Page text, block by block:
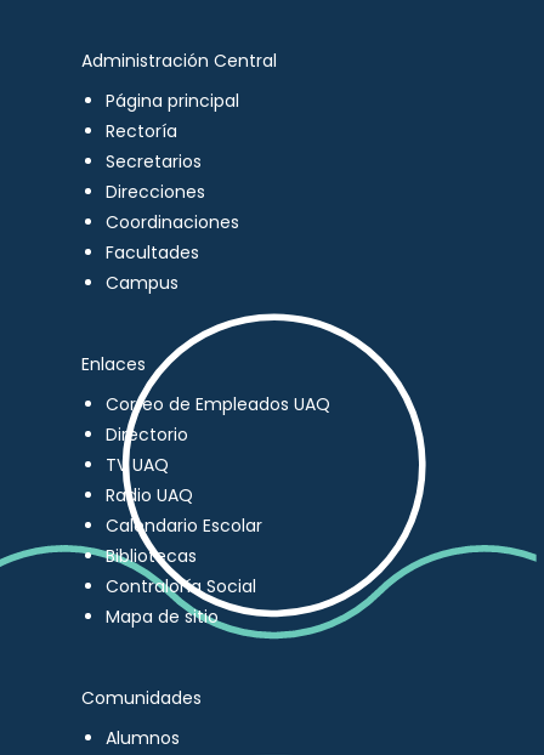
Administración Central
Página principal
Rectoría
Secretarios
Direcciones
Coordinaciones
Facultades
Campus
Enlaces
Correo de Empleados UAQ
Directorio
TV UAQ
Radio UAQ
Calendario Escolar
Bibliotecas
Contraloría Social
Mapa de sitio
Comunidades
Alumnos